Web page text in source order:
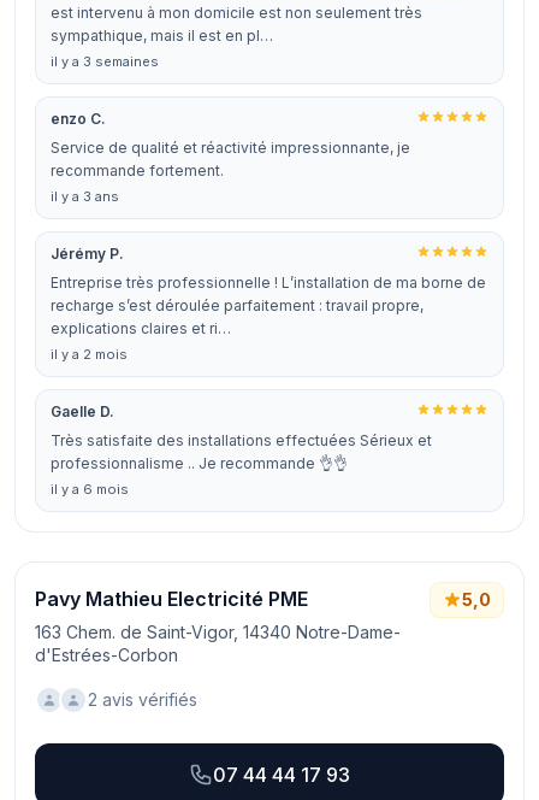
est intervenu à mon domicile est non seulement très
sympathique, mais il est en pl…
il y a 3 semaines
enzo C.
Service de qualité et réactivité impressionnante, je
recommande fortement.
il y a 3 ans
Jérémy P.
Entreprise très professionnelle ! L’installation de ma borne de
recharge s’est déroulée parfaitement : travail propre,
explications claires et ri…
il y a 2 mois
Gaelle D.
Très satisfaite des installations effectuées Sérieux et
professionnalisme .. Je recommande 👌👌
il y a 6 mois
Pavy Mathieu Electricité PME
163 Chem. de Saint-Vigor, 14340 Notre-Dame-
d'Estrées-Corbon
5,0
2 avis vérifiés
07 44 44 17 93